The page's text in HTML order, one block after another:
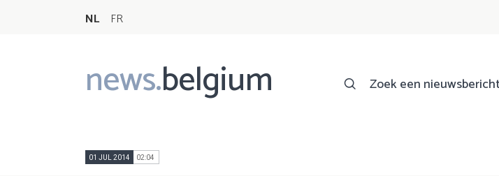
NL FR
news.belgium
Main
navigation
Zoek een
01 JUL 2014 02:04